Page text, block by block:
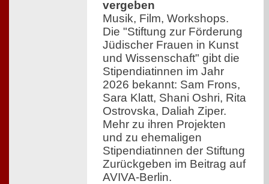
vergeben
Musik, Film, Workshops.
Die "Stiftung zur Förderung
Jüdischer Frauen in Kunst
und Wissenschaft" gibt die
Stipendiatinnen im Jahr
2026 bekannt: Sam Frons,
Sara Klatt, Shani Oshri, Rita
Ostrovska, Daliah Ziper.
Mehr zu ihren Projekten
und zu ehemaligen
Stipendiatinnen der Stiftung
Zurückgeben im Beitrag auf
AVIVA-Berlin.